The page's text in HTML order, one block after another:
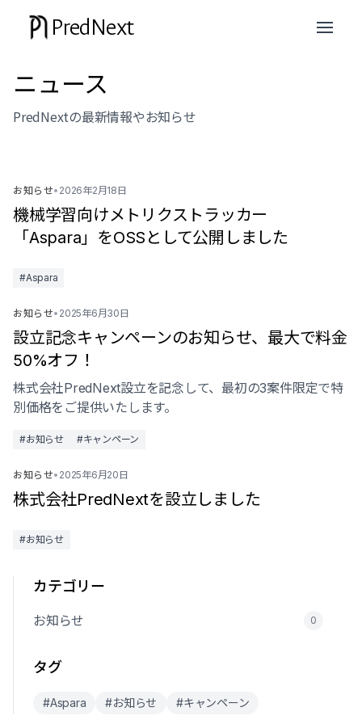
PredNext
ニュース
PredNextの最新情報やお知らせ
お知らせ• 2026年2月18日
機械学習向けメトリクストラッカー
「Aspara」をOSSとして公開しました
#Aspara
お知らせ• 2025年6月30日
設立記念キャンペーンのお知らせ、最大で料金
50%オフ！
株式会社PredNext設立を記念して、最初の3案件限定で特
別価格をご提供いたします。
#お知らせ #キャンペーン
お知らせ• 2025年6月20日
株式会社PredNextを設立しました
#お知らせ
カテゴリー
お知らせ 0
タグ
#Aspara #お知らせ #キャンペーン